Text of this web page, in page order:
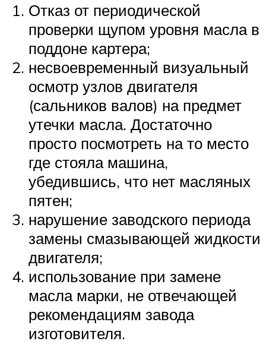
Отказ от периодической
проверки щупом уровня масла в
поддоне картера;
несвоевременный визуальный
осмотр узлов двигателя
(сальников валов) на предмет
утечки масла. Достаточно
просто посмотреть на то место
где стояла машина,
убедившись, что нет масляных
пятен;
нарушение заводского периода
замены смазывающей жидкости
двигателя;
использование при замене
масла марки, не отвечающей
рекомендациям завода
изготовителя.